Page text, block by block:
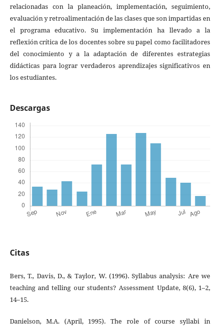
relacionadas con la planeación, implementación, seguimiento,
evaluación y retroalimentación de las clases que son impartidas en
el programa educativo. Su implementación ha llevado a la
reflexión crítica de los docentes sobre su papel como facilitadores
del conocimiento y a la adaptación de diferentes estrategias
didácticas para lograr verdaderos aprendizajes significativos en
los estudiantes.
Descargas
Citas
Bers, T., Davis, D., & Taylor, W. (1996). Syllabus analysis: Are we
teaching and telling our students? Assessment Update, 8(6), 1–2,
14–15.
Danielson, M.A. (April, 1995). The role of course syllabi in